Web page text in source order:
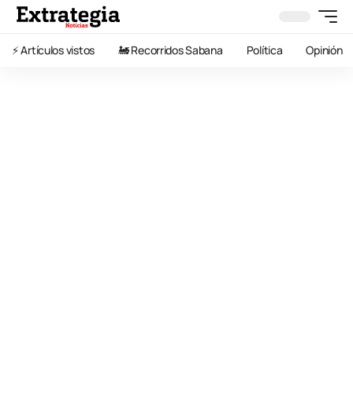
⚡️ Artículos vistos 🚂 Recorridos Sabana Política Opinión